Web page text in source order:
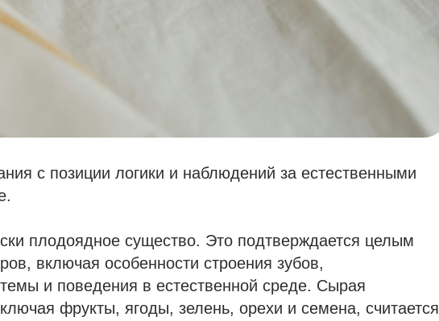
с позиции логики и наблюдений за естественными
плодоядное существо. Это подтверждается целым
включая особенности строения зубов,
и поведения в естественной среде. Сырая
фрукты, ягоды, зелень, орехи и семена, считается